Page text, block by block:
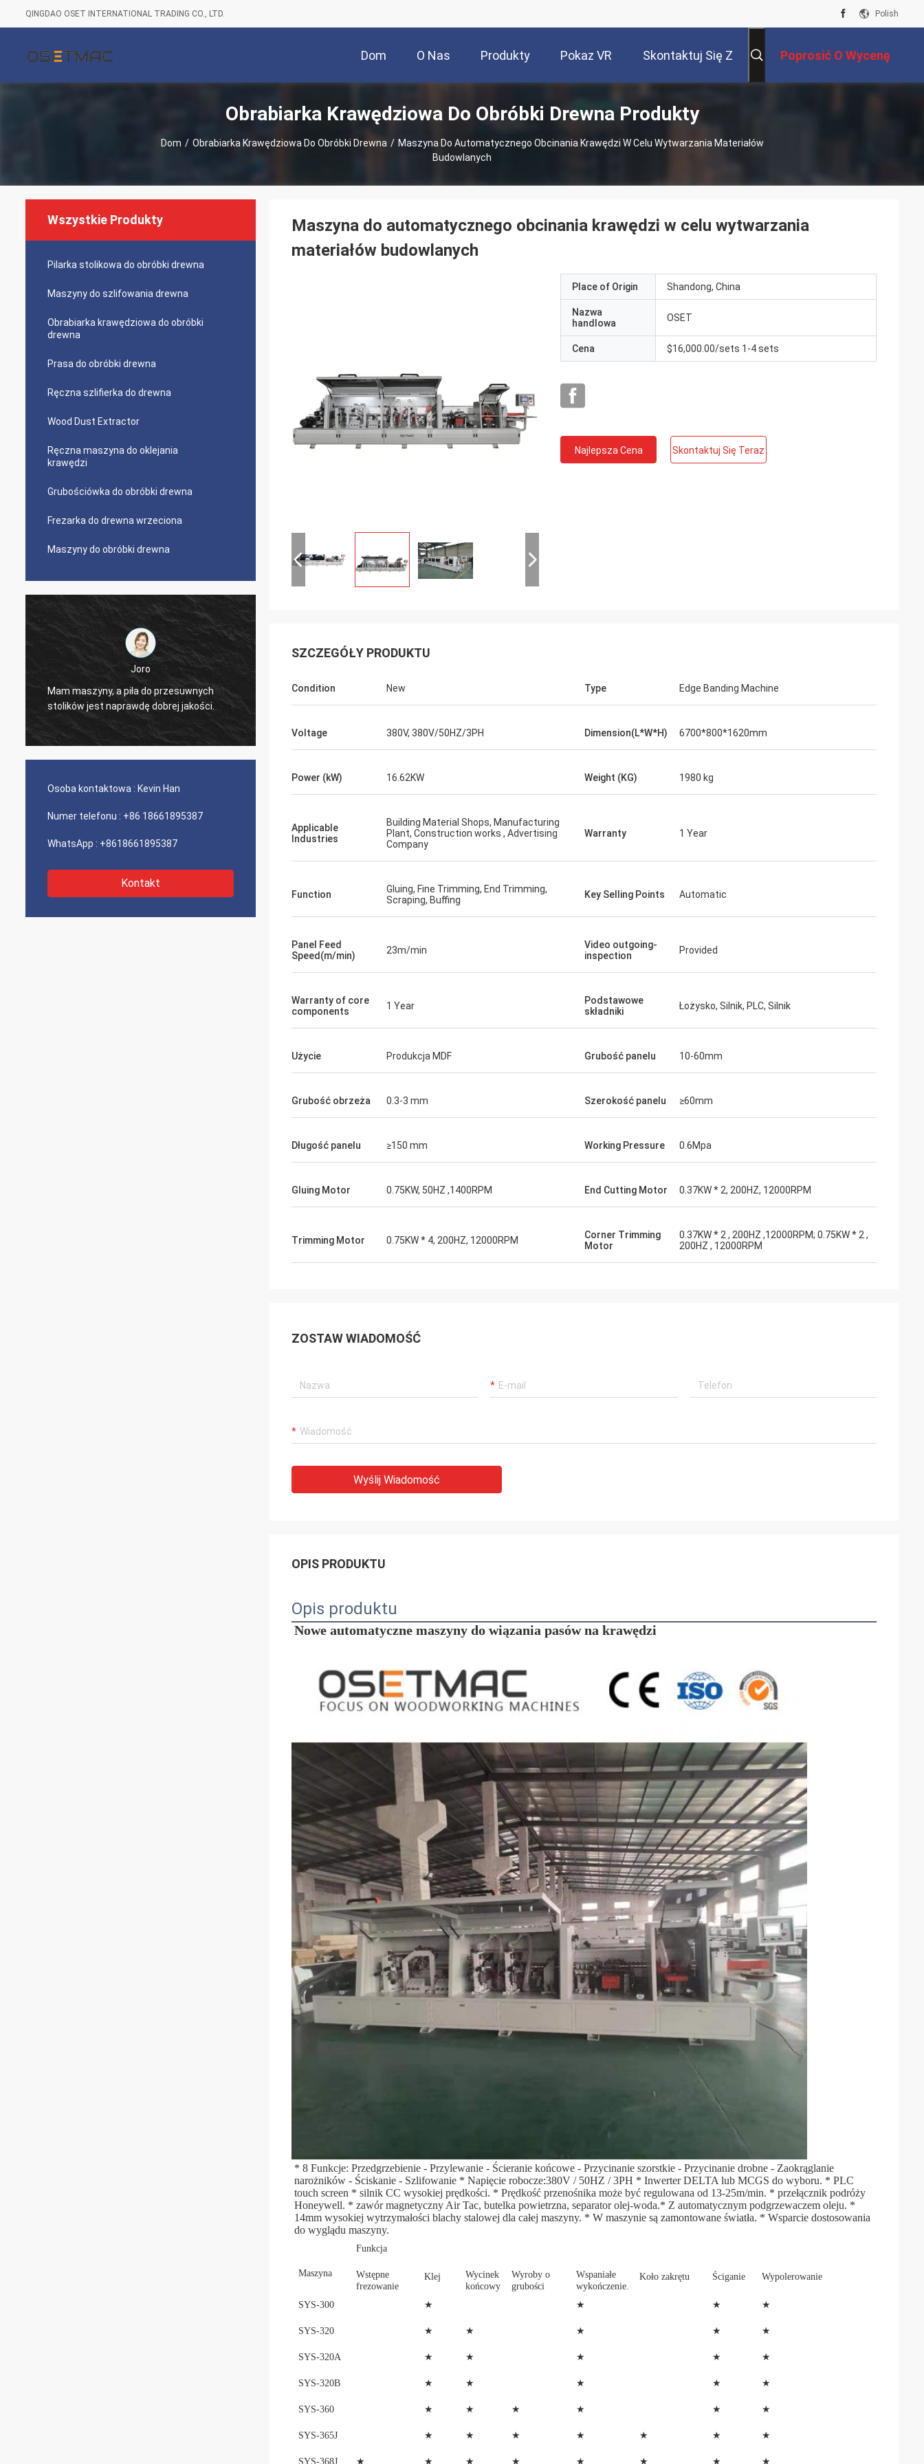
QINGDAO OSET INTERNATIONAL TRADING CO., LTD. Polish
Dom O Nas Produkty Pokaz VR Skontaktuj Się Z Poprosić O Wycenę
Obrabiarka Krawędziowa Do Obróbki Drewna Produkty
Dom / Obrabiarka Krawędziowa Do Obróbki Drewna / Maszyna Do Automatycznego Obcinania Krawędzi W Celu Wytwarzania Materiałów
Budowlanych
Wszystkie Produkty
Pilarka stolikowa do obróbki drewna
Maszyny do szlifowania drewna
Obrabiarka krawędziowa do obróbki
drewna
Prasa do obróbki drewna
Ręczna szlifierka do drewna
Wood Dust Extractor
Ręczna maszyna do oklejania
krawędzi
Grubościówka do obróbki drewna
Frezarka do drewna wrzeciona
Maszyny do obróbki drewna
do przesuwnych
dobrej jakości.
Joro
Mam maszyny, a piła do przesuwnych
stolików jest naprawdę dobrej jakości.
Osoba kontaktowa : Kevin Han
Numer telefonu : +86 18661895387
WhatsApp : +8618661895387
Kontakt
Maszyna do automatycznego obcinania krawędzi w celu wytwarzania
materiałów budowlanych
Place of Origin Shandong, China
Nazwa
handlowa
OSET
Cena $16,000.00/sets 1-4 sets
Najlepsza Cena Skontaktuj Się Teraz
SZCZEGÓŁY PRODUKTU
Condition New Type Edge Banding Machine
Voltage 380V, 380V/50HZ/3PH Dimension(L*W*H) 6700*800*1620mm
Power (kW) 16.62KW Weight (KG) 1980 kg
Applicable
Industries
Building Material Shops, Manufacturing
Plant, Construction works , Advertising
Company
Warranty 1 Year
Function
Gluing, Fine Trimming, End Trimming,
Scraping, Buffing
Key Selling Points Automatic
Panel Feed
Speed(m/min)
23m/min
Video outgoing-
inspection
Provided
Warranty of core
components
1 Year
Podstawowe
składniki
Łożysko, Silnik, PLC, Silnik
Użycie Produkcja MDF Grubość panelu 10-60mm
Grubość obrzeża 0.3-3 mm Szerokość panelu ≥60mm
Długość panelu ≥150 mm Working Pressure 0.6Mpa
Gluing Motor 0.75KW, 50HZ ,1400RPM End Cutting Motor 0.37KW * 2, 200HZ, 12000RPM
Trimming Motor 0.75KW * 4, 200HZ, 12000RPM
Corner Trimming
Motor
0.37KW * 2 , 200HZ ,12000RPM; 0.75KW * 2 ,
200HZ , 12000RPM
ZOSTAW WIADOMOŚĆ
Wyślij Wiadomość
OPIS PRODUKTU
Opis produktu
Nowe automatyczne maszyny do wiązania pasów na krawędzi
* 8 Funkcje: Przedgrzebienie - Przylewanie - Ścieranie końcowe - Przycinanie szorstkie - Przycinanie drobne - Zaokrąglanie
narożników - Ściskanie - Szlifowanie * Napięcie robocze:380V / 50HZ / 3PH * Inwerter DELTA lub MCGS do wyboru. * PLC
touch screen * silnik CC wysokiej prędkości. * Prędkość przenośnika może być regulowana od 13-25m/min. * przełącznik podróży
Honeywell. * zawór magnetyczny Air Tac, butelka powietrzna, separator olej-woda.* Z automatycznym podgrzewaczem oleju. *
14mm wysokiej wytrzymałości blachy stalowej dla całej maszyny. * W maszynie są zamontowane światła. * Wsparcie dostosowania
do wyglądu maszyny.
Maszyna
Funkcja
Wstępne
frezowanie
Klej
Wycinek
końcowy
Wyroby o
grubości
Wspaniałe
wykończenie.
Koło zakrętu Ściganie Wypolerowanie
SYS-300 ★ ★ ★ ★
SYS-320 ★ ★ ★ ★ ★
SYS-320A ★ ★ ★ ★ ★
SYS-320B ★ ★ ★ ★ ★
SYS-360 ★ ★ ★ ★ ★ ★
SYS-365J ★ ★ ★ ★ ★ ★ ★
SYS-368J ★ ★ ★ ★ ★ ★ ★ ★